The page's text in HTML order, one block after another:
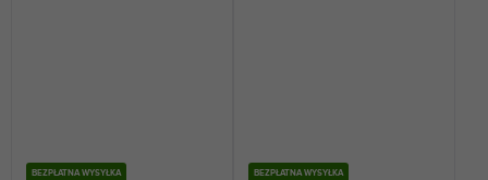
BEZPŁATNA WYSYŁKA BEZPŁATNA WYSYŁKA